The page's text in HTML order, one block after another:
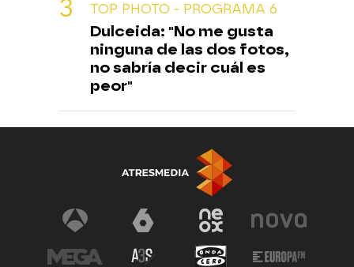
TOP PHOTO - PROGRAMA 6
Dulceida: "No me gusta
ninguna de las dos fotos,
no sabría decir cuál es
peor"